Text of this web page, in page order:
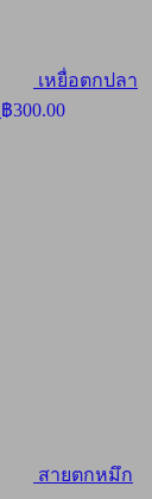
เหยื่อตกปลา
฿300.00
สายตกหมึก